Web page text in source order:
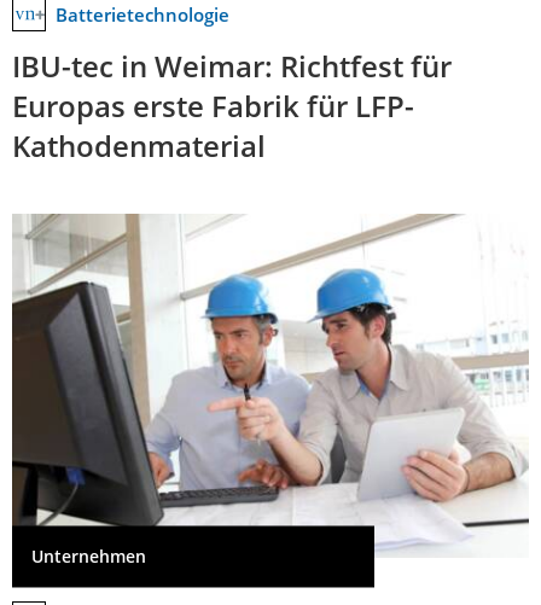
Batterietechnologie
IBU-tec in Weimar: Richtfest für
Europas erste Fabrik für LFP-
Kathodenmaterial
Unternehmen